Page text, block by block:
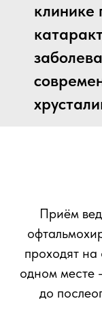
клинике
Приём
проходят
одном месте
до